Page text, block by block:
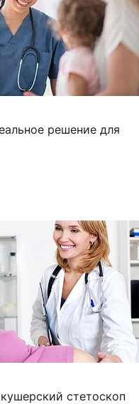
решение для
стетоскоп